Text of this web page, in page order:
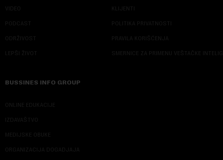
VIDEO
PODCAST
ODRŽIVOST
LEPŠI ŽIVOT
KLIJENTI
POLITIKA PRIVATNOSTI
PRAVILA KORIŠĆENJA
SMERNICE ZA PRIMENU VEŠTAČKE
BUSSINES INFO GROUP
ONLINE EDUKACIJE
IZDAVAŠTVO
MEDIJSKE OBUKE
ORGANIZACIJA DOGADJAJA